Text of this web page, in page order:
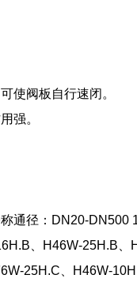
使阀板自行速闭。
强。
通径：DN20-DN500
、H46W-25H.B
25H.C、H46W-